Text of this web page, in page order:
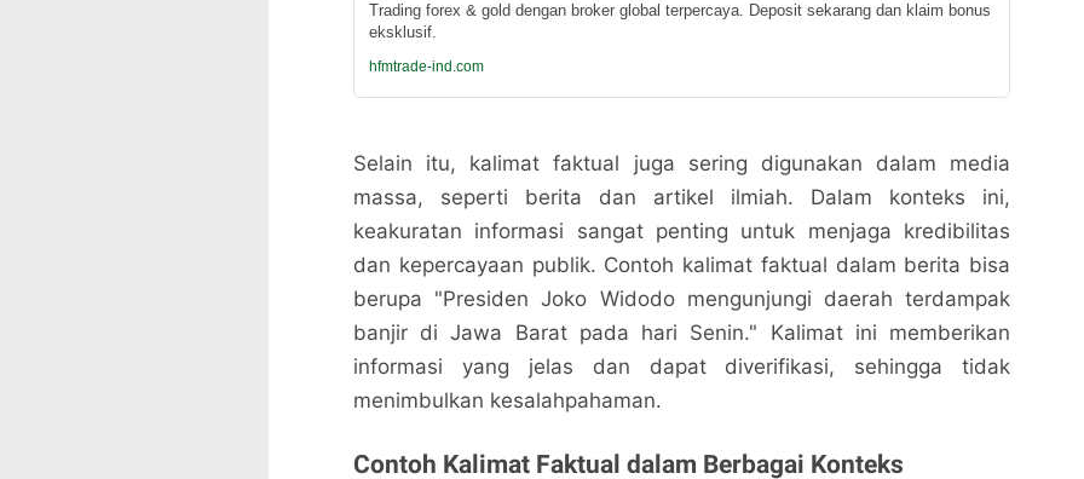
Trading forex & gold dengan broker global terpercaya. Deposit sekarang dan klaim bonus
eksklusif.
hfmtrade-ind.com
Selain itu, kalimat faktual juga sering digunakan dalam media
massa, seperti berita dan artikel ilmiah. Dalam konteks ini,
keakuratan informasi sangat penting untuk menjaga kredibilitas
dan kepercayaan publik. Contoh kalimat faktual dalam berita bisa
berupa "Presiden Joko Widodo mengunjungi daerah terdampak
banjir di Jawa Barat pada hari Senin." Kalimat ini memberikan
informasi yang jelas dan dapat diverifikasi, sehingga tidak
menimbulkan kesalahpahaman.
Contoh Kalimat Faktual dalam Berbagai Konteks